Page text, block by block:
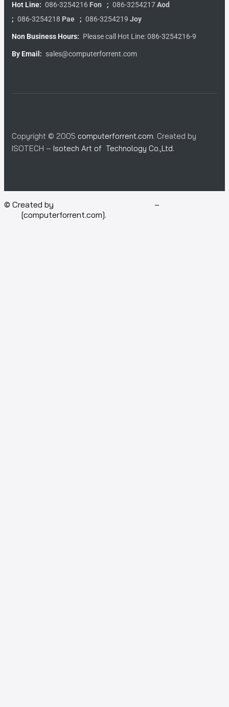
Hot Line: 086-3254216 Fon ; 086-3254217Aod
; 086-3254218 Pae ; 086-3254219 Joy
Non Business Hours: Please call Hot Line: 086-3254216-9
By Email: sales@computerforrent.com
Copyright © 2005 computerforrent.com. Created by
ISOTECH – Isotech Art of Technology Co.,Ltd.
© Created by –
[computerforrent.com].